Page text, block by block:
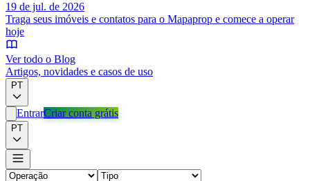
19 de jul. de 2026
Traga seus imóveis e contatos para o Mapaprop e comece a operar
hoje
Ver todo o Blog
Artigos, novidades e casos de uso
PT
EntrarCriar conta grátis
PT